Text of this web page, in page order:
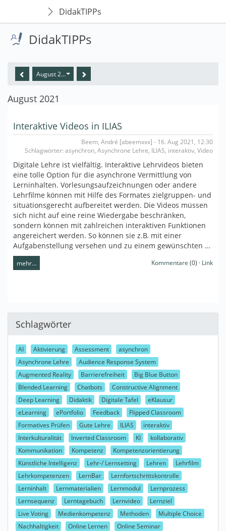
DidakTIPPs
DidakTIPPs
August 2021
August 2021
Interaktive Videos in ILIAS
Beem, André [abeemxxx] - 16. Aug 2021, 12:30
Schlagwörter: asynchron, Asynchrone Lehre, ILIAS, interaktiv, Video
Digitale Lehre ist vielfältig. Interaktive Lehrvideos bieten
eine tolle Option für die asynchrone Vermittlung von
Lerninhalten. Vorlesungsaufzeichnungen oder andere
Lehrfilme können mit Hilfe des Formates zielgruppen- und
situationsgerecht aufbereitet werden. Die Videos müssen
sich nicht auf eine reine Wiedergabe beschränken,
sondern können mit zahlreichen interaktiven Funktionen
angereichert werden. So können sie z.B. mit einer
Aufgabenstellung versehen und zu einem gewünschten …
mehr… Kommentare (0) · Link
Schlagwörter
AI Aktivierung Assessment
asynchron
Asynchrone Lehre
Audience Response System
Augmented Reality
Barrierefreiheit
Big Blue Button
Blended Learning
Chatbots
Constructive Alignment
Deep Learning
Didaktik Digitale Tafel
eKlausur
eLearning
ePortfolio Feedback
Flipped Classroom
Formatives Prüfen
Gute Lehre ILIAS
interaktiv
Interkulturalität
Inverted Classroom KI
kollaborativ
Kommunikation
Kompetenz
Kompetenzorientierung
Künstliche Intelligenz
Lehr-/ Lernsetting Lehren
Lehrfilm
Lehrkompetenzen
LernBar
Lernfortschrittskontrolle
Lerninhalt
Lernmaterialien Lernmodul
Lernprozess
Lernsequenz
Lerntagebuch Lernvideo
Lernziel
Live Voting
Medienkompetenz Methoden
Multiple Choice
Nachhaltigkeit
Online Lernen
Online Seminar